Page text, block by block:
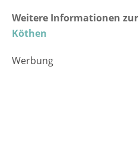
Weitere Informationen zur
Köthen
Werbung